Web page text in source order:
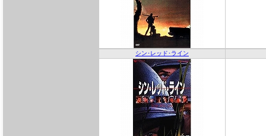
シン･レッド･ライン